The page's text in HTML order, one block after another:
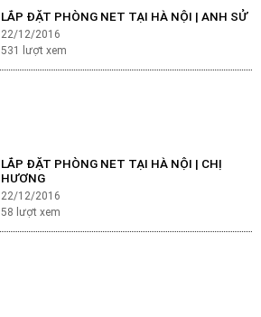
LẮP ĐẶT PHÒNG NET TẠI HÀ NỘI | ANH SỬ
22/12/2016
531
lượt xem
LẮP ĐẶT PHÒNG NET TẠI HÀ NỘI | CHỊ
HƯƠNG
22/12/2016
58 lượt xem